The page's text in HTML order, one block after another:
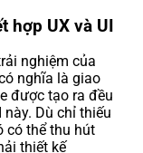
hợp UX và UI
nghiệm của
nghĩa là giao
được tạo ra đều
Dù chỉ thiếu
có thể thu hút
thiết kế